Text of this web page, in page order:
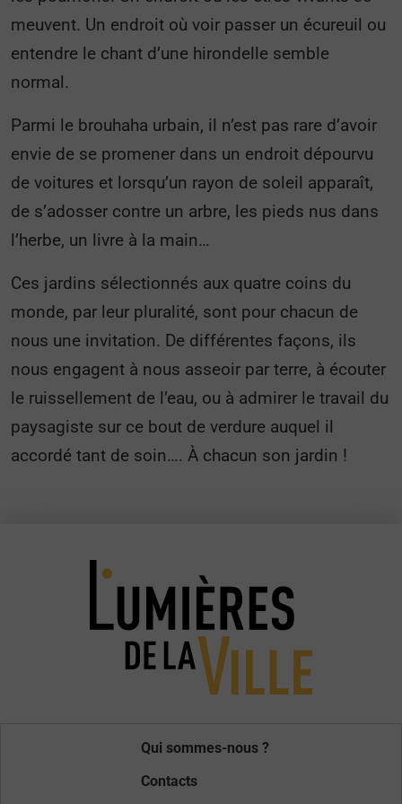
meuvent. Un endroit où voir passer un écureuil ou
entendre le chant d’une hirondelle semble
normal.
Parmi le brouhaha urbain, il n’est pas rare d’avoir
envie de se promener dans un endroit dépourvu
de voitures et lorsqu’un rayon de soleil apparaît,
de s’adosser contre un arbre, les pieds nus dans
l’herbe, un livre à la main…
Ces jardins sélectionnés aux quatre coins du
monde, par leur pluralité, sont pour chacun de
nous une invitation. De différentes façons, ils
nous engagent à nous asseoir par terre, à écouter
le ruissellement de l’eau, ou à admirer le travail du
paysagiste sur ce bout de verdure auquel il
accordé tant de soin…. À chacun son jardin !
Qui sommes-nous ?
Contacts